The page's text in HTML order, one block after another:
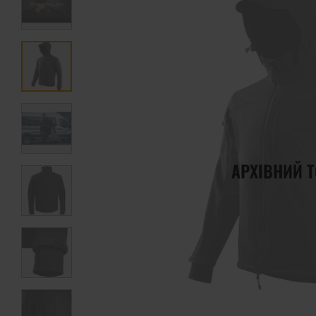
АРХІВНИЙ